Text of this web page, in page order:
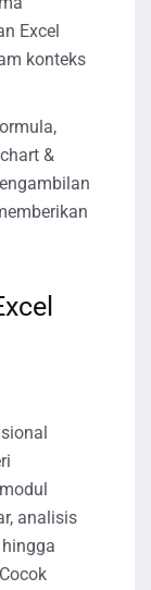
Excel
konteks
&
analisis